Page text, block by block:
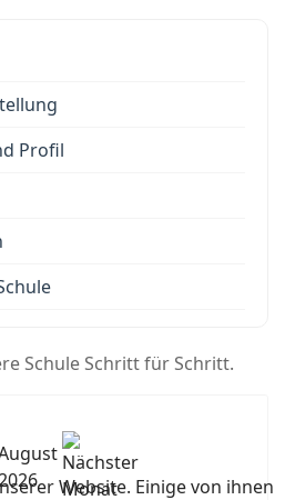
Profil
Schule Schritt für Schritt.
Website. Einige von ihnen